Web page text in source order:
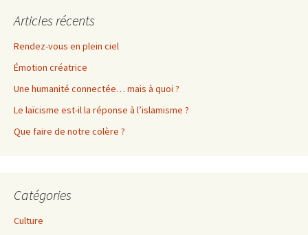
k
Articles récents
Rendez-vous en plein ciel
Émotion créatrice
Une humanité connectée… mais à quoi ?
Le laïcisme est-il la réponse à l’islamisme ?
Que faire de notre colère ?
Catégories
Culture